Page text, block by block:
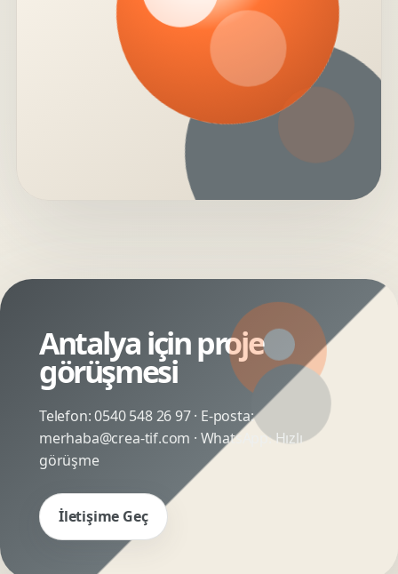
Antalya için proje
görüşmesi
Telefon:0540 548 26 97· E-posta:
merhaba@crea-tif.com · WhatsApp:Hızlı
görüşme
İletişime Geç